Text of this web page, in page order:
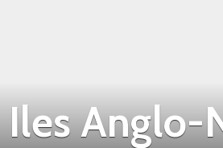
Iles Anglo-